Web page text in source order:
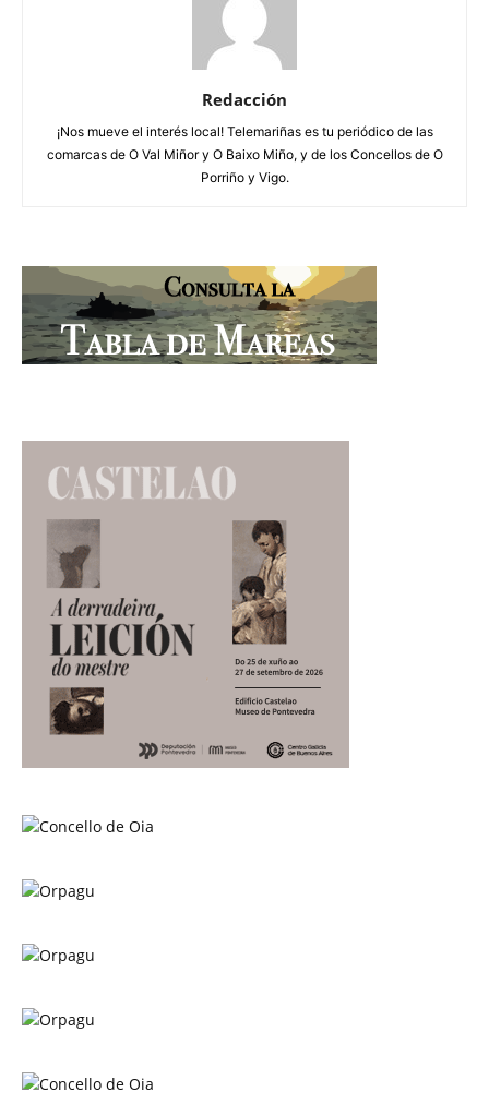
Redacción
¡Nos mueve el interés local! Telemariñas es tu periódico de las
comarcas de O Val Miñor y O Baixo Miño, y de los Concellos de O
Porriño y Vigo.